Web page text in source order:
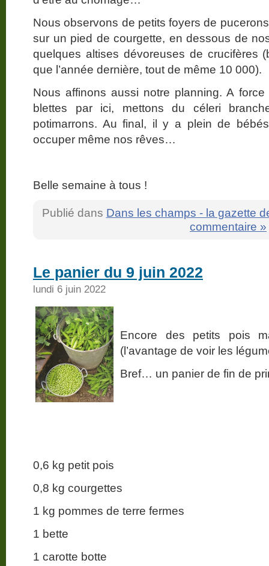
Nous observons de petits foyers de
sur un pied de courgette, en dessous de
quelques altises dévoreuses de crucifères
que l’année dernière, tout de même 10 000).
Nous affinons aussi notre planning. A
blettes par ici, mettons du céleri
potimarrons. Au final, il y a plein de
occuper même nos rêves…
Belle semaine à tous !
Publié dans Dans les champs - la gazette
commentaire »
Le panier du 9 juin 2022
lundi 6 juin 2022
Encore des petits pois
(l’avantage de voir les
Bref… un panier de fin de
0,6 kg petit pois
0,8 kg courgettes
1 kg pommes de terre fermes
1 bette
1 carotte botte